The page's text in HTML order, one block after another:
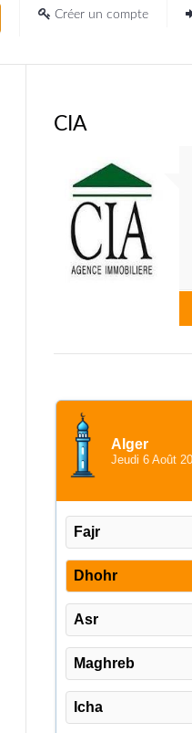
Créer un compte
CIA